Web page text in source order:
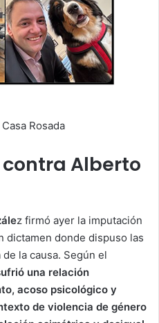
Rosada
Alberto
z firmó ayer la imputación
dictamen donde dispuso las
la causa. Según el
una relación
acoso psicológico y
de violencia de género